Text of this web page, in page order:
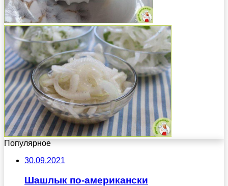
Популярное
30.09.2021
Шашлык по-американски